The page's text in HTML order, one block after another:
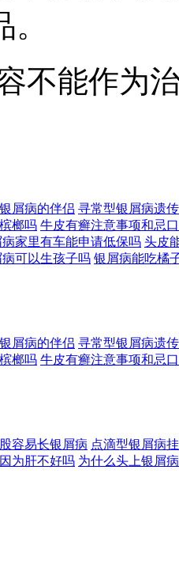
不能作为
屑病的伴侣 寻常型银屑病遗
榔吗 牛皮有癣注意事项和忌口
家里有车能申请低保吗 头皮
可以生孩子吗 银屑病能吃橘
屑病的伴侣 寻常型银屑病遗
榔吗 牛皮有癣注意事项和忌口
容易长银屑病 点滴型银屑病
为肝不好吗 为什么头上银屑